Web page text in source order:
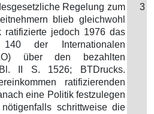
Regelung zum
blieb gleichwohl
ratifizierte jedoch 1976 das
der Internationalen
über den bezahlten
II S. 1526; BTDrucks.
ratifizierenden
eine Politik festzulegen
schrittweise die
3